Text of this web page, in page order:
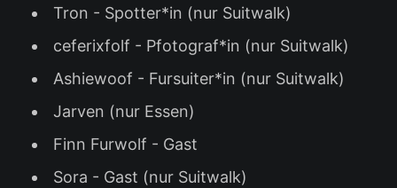
Tron - Spotter*in (nur Suitwalk)
ceferixfolf - Pfotograf*in (nur Suitwalk)
Ashiewoof - Fursuiter*in (nur Suitwalk)
Jarven (nur Essen)
Finn Furwolf - Gast
Sora - Gast (nur Suitwalk)